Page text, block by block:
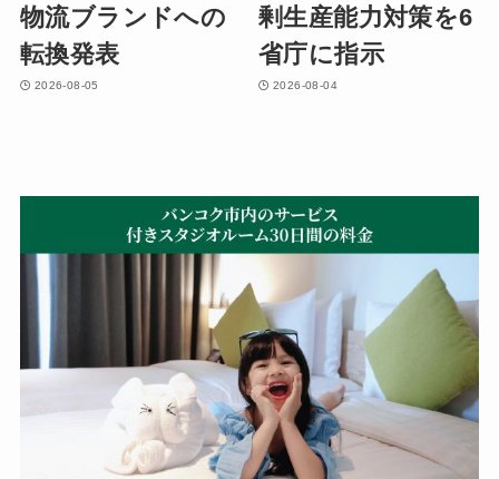
物流ブランドへの
転換発表
2026-08-05
剰生産能力対策を6
省庁に指示
2026-08-04